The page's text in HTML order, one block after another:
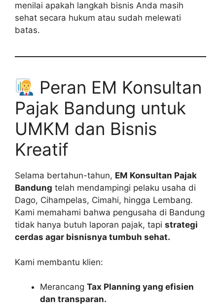
menilai apakah langkah bisnis Anda masih
sehat secara hukum atau sudah melewati
batas.
Peran EM Konsultan
Pajak Bandung untuk
UMKM dan Bisnis
Kreatif
Selama bertahun-tahun, EM Konsultan Pajak
Bandung telah mendampingi pelaku usaha di
Dago, Cihampelas, Cimahi, hingga Lembang.
Kami memahami bahwa pengusaha di Bandung
tidak hanya butuh laporan pajak, tapi strategi
cerdas agar bisnisnya tumbuh sehat.
Kami membantu klien:
Merancang Tax Planning yang efisien
dan transparan.